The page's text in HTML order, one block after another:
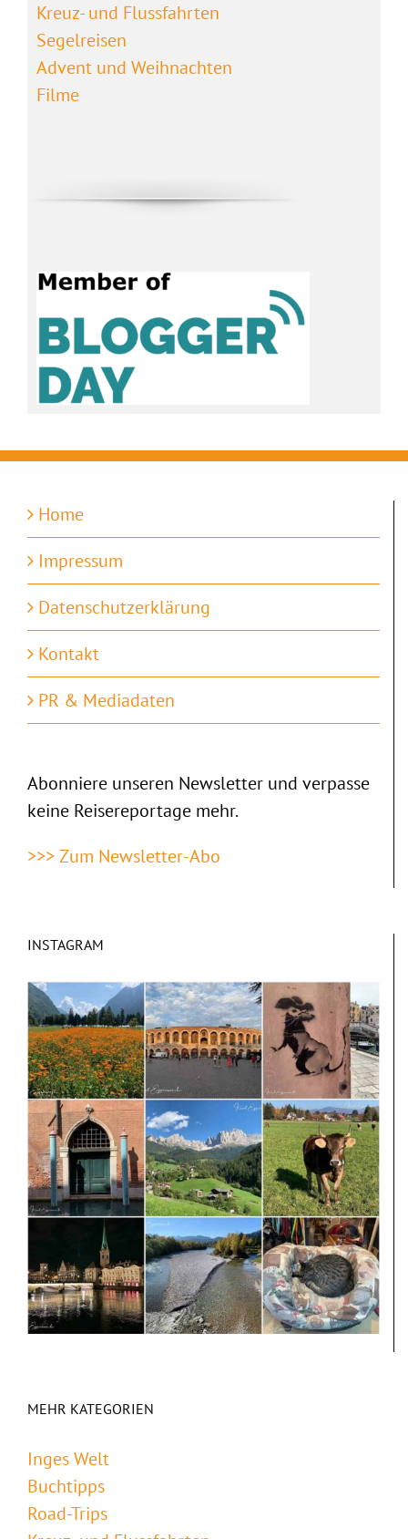
Kreuz- und Flussfahrten
Segelreisen
Advent und Weihnachten
Filme
Home
Impressum
Datenschutzerklärung
Kontakt
PR & Mediadaten
Abonniere unseren Newsletter und verpasse
keine Reisereportage mehr.
>>> Zum Newsletter-Abo
INSTAGRAM
MEHR KATEGORIEN
Inges Welt
Buchtipps
Road-Trips